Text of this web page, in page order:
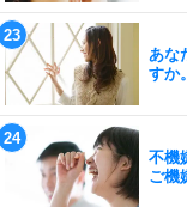
あな
すか。
不機
ご機